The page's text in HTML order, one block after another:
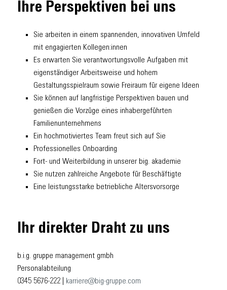
Ihre Perspektiven bei uns
Sie arbeiten in einem spannenden, innovativen Umfeld
mit engagierten Kollegen:innen
Es erwarten Sie verantwortungsvolle Aufgaben mit
eigenständiger Arbeitsweise und hohem
Gestaltungsspielraum sowie Freiraum für eigene Ideen
Sie können auf langfristige Perspektiven bauen und
genießen die Vorzüge eines inhabergeführten
Familienunternehmens
Ein hochmotiviertes Team freut sich auf Sie
Professionelles Onboarding
Fort- und Weiterbildung in unserer big. akademie
Sie nutzen zahlreiche Angebote für Beschäftigte
Eine leistungsstarke betriebliche Altersvorsorge
Ihr direkter Draht zu uns
b.i.g. gruppe management gmbh
Personalabteilung
0345 5676-222 |
karriere@big-gruppe.com